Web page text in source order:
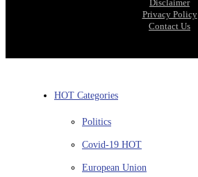
Disclaimer
Privacy Policy
Contact Us
HOT Categories
Politics
Covid-19 HOT
European Union